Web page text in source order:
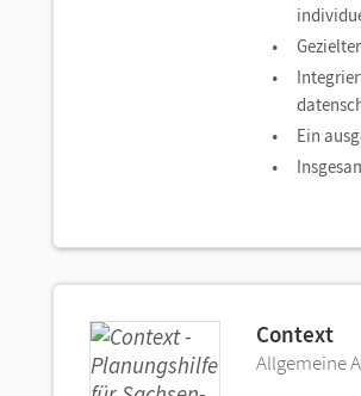
Ein
Context
Allgemeine